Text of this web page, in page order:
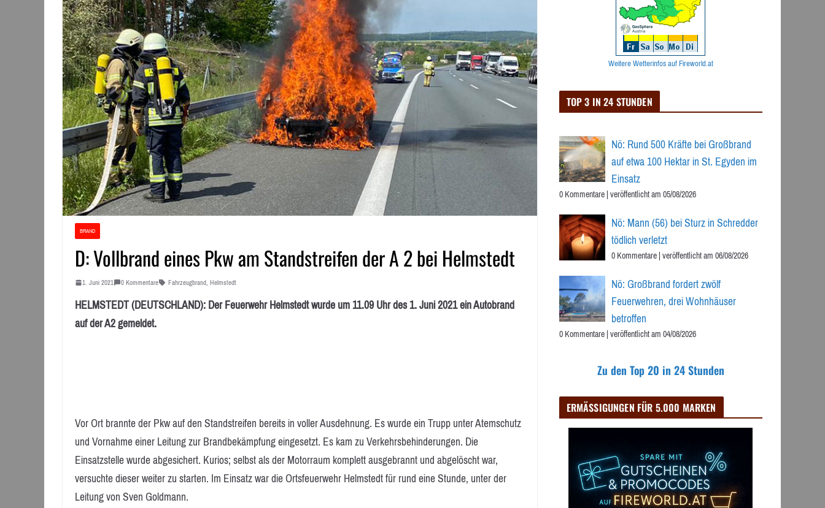
BRAND
D: Vollbrand eines Pkw am Standstreifen der A 2 bei Helmstedt
1. Juni 2021 0 Kommentare Fahrzeugbrand, Helmstedt
HELMSTEDT (DEUTSCHLAND): Der Feuerwehr Helmstedt wurde um 11.09 Uhr des 1. Juni 2021 ein Autobrand
auf der A2 gemeldet.
Vor Ort brannte der Pkw auf den Standstreifen bereits in voller Ausdehnung. Es wurde ein Trupp unter Atemschutz
und Vornahme einer Leitung zur Brandbekämpfung eingesetzt. Es kam zu Verkehrsbehinderungen. Die
Einsatzstelle wurde abgesichert. Kurios; selbst als der Motorraum komplett ausgebrannt und abgelöscht war,
versuchte dieser weiter zu starten. Im Einsatz war die Ortsfeuerwehr Helmstedt für rund eine Stunde, unter der
Leitung von Sven Goldmann.
Weitere Wetterinfos auf Fireworld.at
TOP 3 IN 24 STUNDEN
Nö: Rund 500 Kräfte bei Großbrand
auf etwa 100 Hektar in St. Egyden im
Einsatz
0 Kommentare|veröffentlicht am 05/08/2026
Nö: Mann (56) bei Sturz in Schredder
tödlich verletzt
0 Kommentare|veröffentlicht am 06/08/2026
Nö: Großbrand fordert zwölf
Feuerwehren, drei Wohnhäuser
betroffen
0 Kommentare|veröffentlicht am 04/08/2026
Zu den Top 20 in 24 Stunden
ERMÄSSIGUNGEN FÜR 5.000 MARKEN